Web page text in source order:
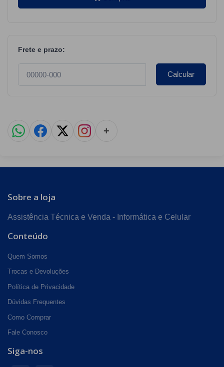
Frete e prazo:
Calcular
+
Sobre a loja
Assistência Técnica e Venda - Informática e Celular
Conteúdo
Quem Somos
Trocas e Devoluções
Política de Privacidade
Dúvidas Frequentes
Como Comprar
Fale Conosco
Siga-nos